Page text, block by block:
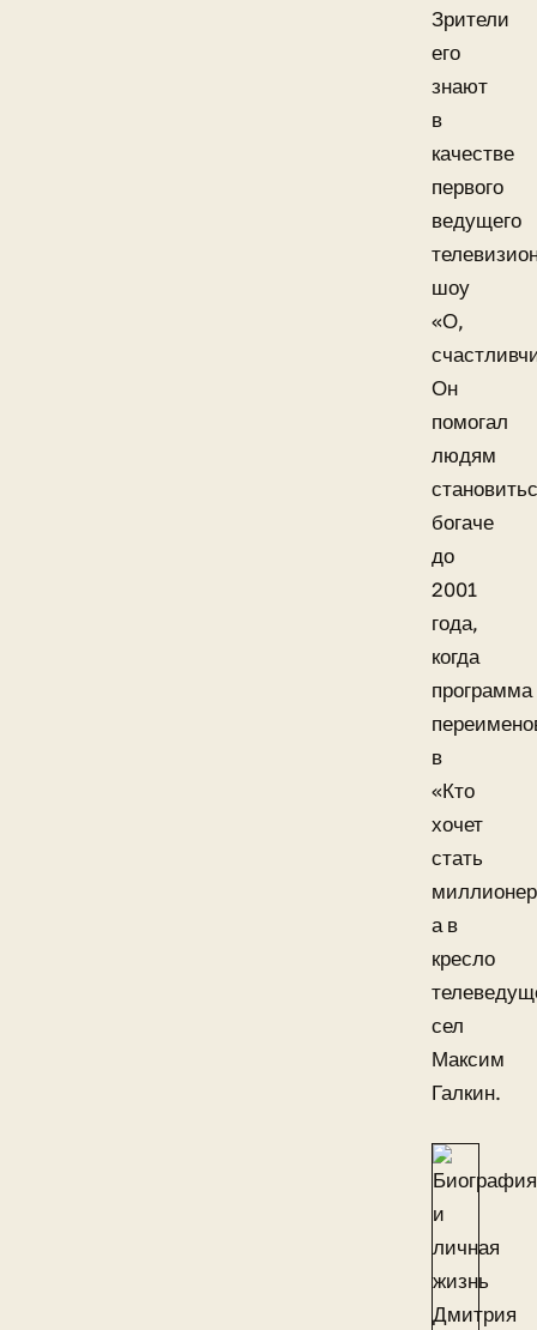
Зрители
его
знают
в
качестве
первого
ведущего
шоу
«О,
Он
помогал
людям
богаче
до
2001
года,
когда
программа
в
«Кто
хочет
стать
а в
кресло
сел
Максим
Галкин.